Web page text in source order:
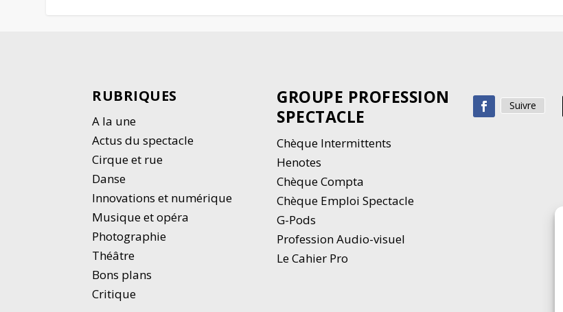
RUBRIQUES
A la une
Actus du spectacle
Cirque et rue
Danse
Innovations et numérique
Musique et opéra
Photographie
Théâtre
Bons plans
Critique
GROUPE PROFESSION
SPECTACLE
Chèque Intermittents
Henotes
Chèque Compta
Chèque Emploi Spectacle
G-Pods
Profession Audio-visuel
Le Cahier Pro
Suivre